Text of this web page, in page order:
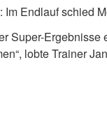
Endlauf schied
Super-
lobte Trainer